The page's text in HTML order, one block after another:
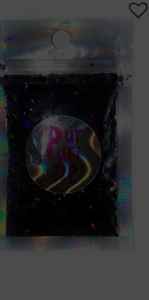
ADICIONAR AO CARRINHO